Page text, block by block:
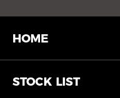
HOME
STOCKLIST